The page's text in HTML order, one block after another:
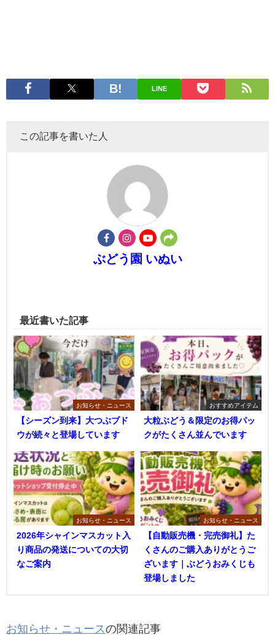
LINE
この記事を書いた人
ぶどう園 いぬい
最近書いた記事
お知らせ・ニュース
【シーズン到来】大つぶブド
ウが続々と登場しています
おすすめアイテム
大粒ぶどう＆限定のお得パッ
クがたくさん並んでいます
お知らせ・ニュース
2026年シャインマスカット入
り商品の発送についての大切
なご案内
お知らせ・ニュース
【自動販売機・完売御礼】た
くさんのご購入ありがとうご
ざいます｜ぶどうおみくじも
登場しました
お知らせ・ニュースの関連記事